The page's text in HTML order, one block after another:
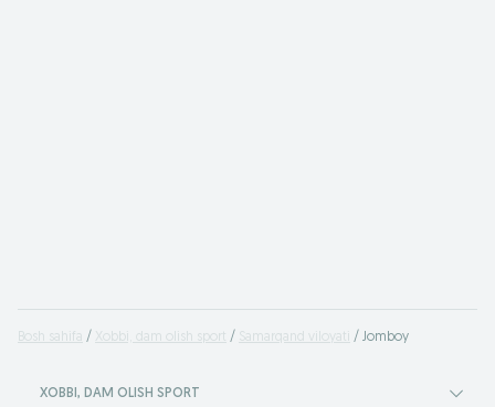
Bosh sahifa Xobbi, dam olish sport Samarqand viloyati Jomboy
XOBBI, DAM OLISH SPORT